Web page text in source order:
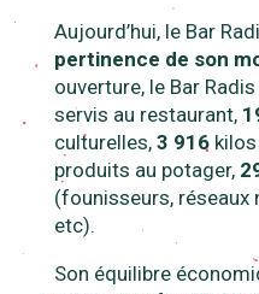
Aujourd’hui, le Bar
pertinence de son
ouverture, le Bar Radis
servis au restaurant,
culturelles,3 916kilos
produits au potager,
(founisseurs, réseaux
etc).
Son équilibre